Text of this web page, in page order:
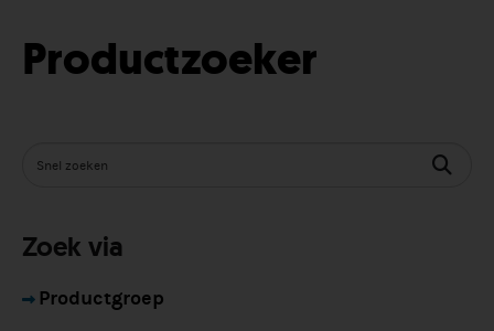
Productzoeker
Zoek via
Productgroep